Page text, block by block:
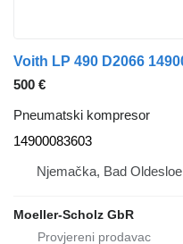
500 €
Pneumatski kompresor
14900083603
Njemačka, Bad Oldesloe
Moeller-Scholz GbR